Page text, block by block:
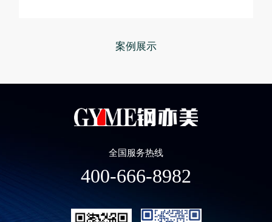
案例展示
全国服务热线
400-666-8982